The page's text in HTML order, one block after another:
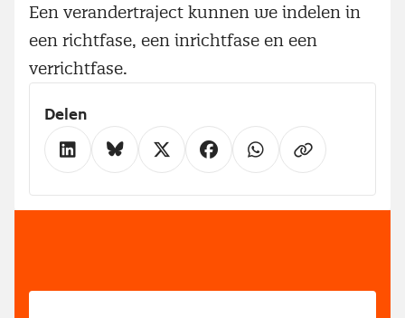
Een verandertraject kunnen we indelen in
een richtfase, een inrichtfase en een
verrichtfase.
Delen